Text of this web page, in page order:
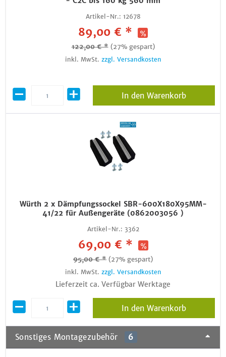
Artikel-Nr.: 12678
89,00 € *
122,00 € * (27% gespart)
inkl. MwSt. zzgl. Versandkosten
In den Warenkorb
Würth 2 x Dämpfungssockel SBR-600X180X95MM-
41/22 für Außengeräte (0862003056 )
Artikel-Nr.: 3362
69,00 € *
95,00 € * (27% gespart)
inkl. MwSt. zzgl. Versandkosten
Lieferzeit ca. Verfügbar Werktage
In den Warenkorb
Sonstiges Montagezubehör 6